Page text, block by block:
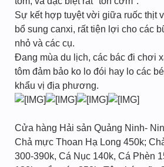
Sự kết hợp tuyệt vời giữa ruốc thịt
bổ sung canxi, rất tiện lợi cho các
nhỏ và các cụ.
Đang mùa du lịch, các bác đi chơi
tôm đảm bảo ko lo đói hay lo các
khẩu vị địa phương.
Cửa hàng Hải sản Quảng Ninh-
Chả mực Thoan Hạ Long 450k;
300-390k, Cá Nục 140k, Cá Phèn